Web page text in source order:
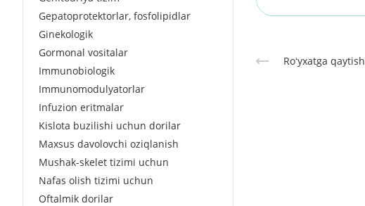
Roʻyxatga qaytish
Gepatoprotektorlar, fosfolipidlar
Ginekologik
Gormonal vositalar
Immunobiologik
Immunomodulyatorlar
Infuzion eritmalar
Kislota buzilishi uchun dorilar
Maxsus davolovchi oziqlanish
Mushak-skelet tizimi uchun
Nafas olish tizimi uchun
Oftalmik dorilar